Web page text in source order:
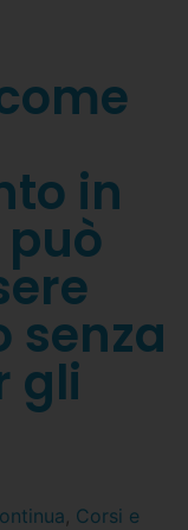
in
senza
gli
, Corsi e